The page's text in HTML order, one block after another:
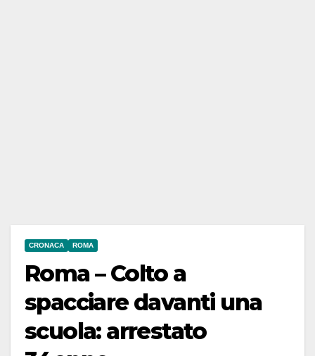
CRONACA ROMA
Roma – Colto a
spacciare davanti una
scuola: arrestato